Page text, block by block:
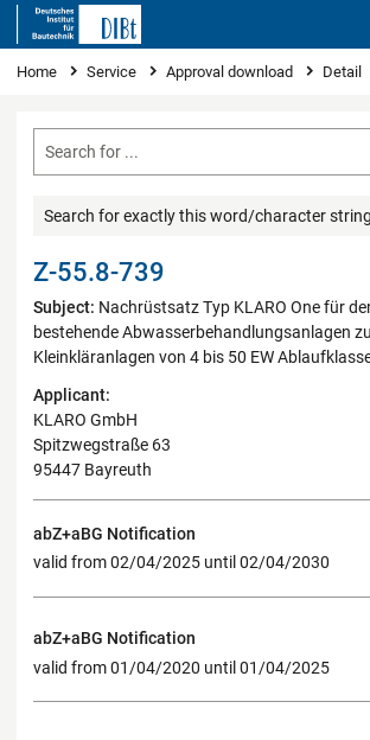
You are here
Home Service Approval download Detail
Search for exactly this word/character string
Z-55.8-739
Subject: Nachrüstsatz Typ KLARO One für
bestehende Abwasserbehandlungsanlagen
Kleinkläranlagen von 4 bis 50 EW
Applicant:
KLARO GmbH
Spitzwegstraße 63
95447 Bayreuth
abZ+aBG Notification
valid from 02/04/2025 until 02/04/2030
abZ+aBG Notification
valid from 01/04/2020 until 01/04/2025